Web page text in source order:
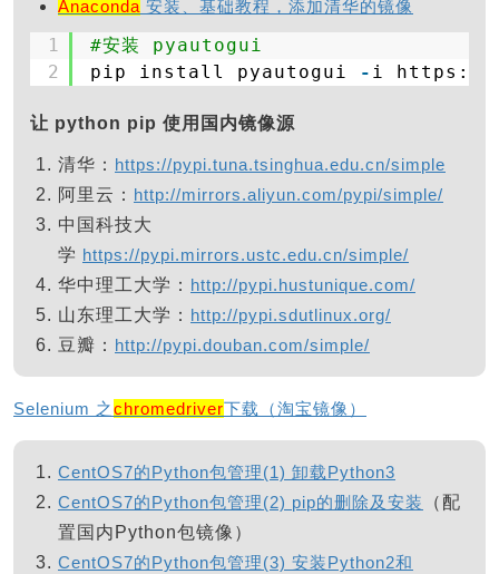
Anaconda 安装、基础教程，添加清华的镜像
1
2
#安装 pyautogui
pip install pyautogui
- i https:
让 python pip 使用国内镜像源
清华： https://pypi.tuna.tsinghua.edu.cn/simple
阿里云： http://mirrors.aliyun.com/pypi/simple/
中国科技大
学 https://pypi.mirrors.ustc.edu.cn/simple/
华中理工大学： http://pypi.hustunique.com/
山东理工大学： http://pypi.sdutlinux.org/
豆瓣： http://pypi.douban.com/simple/
Selenium 之chromedriver下载（淘宝镜像）
CentOS7的Python包管理(1) 卸载Python3
CentOS7的Python包管理(2) pip的删除及安装
（配
置国内Python包镜像）
CentOS7的Python包管理(3) 安装Python2和